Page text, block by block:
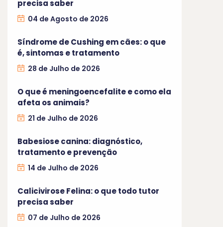
precisa saber
04 de Agosto de 2026
Síndrome de Cushing em cães: o que
é, sintomas e tratamento
28 de Julho de 2026
O que é meningoencefalite e como ela
afeta os animais?
21 de Julho de 2026
Babesiose canina: diagnóstico,
tratamento e prevenção
14 de Julho de 2026
Calicivirose Felina: o que todo tutor
precisa saber
07 de Julho de 2026